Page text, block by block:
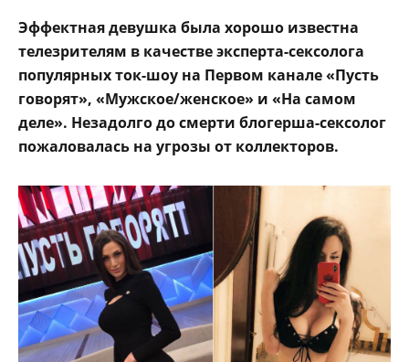
Эффектная девушка была хорошо известна
телезрителям в качестве эксперта-сексолога
популярных ток-шоу на Первом канале «Пусть
говорят», «Мужское/женское» и «На самом
деле». Незадолго до смерти блогерша-сексолог
пожаловалась на угрозы от коллекторов.